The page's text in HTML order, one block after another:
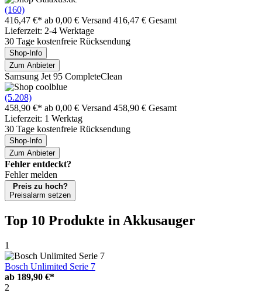
(160)
416,47 €* ab 0,00 € Versand 416,47 € Gesamt
Lieferzeit: 2-4 Werktage
30 Tage kostenfreie Rücksendung
Shop-Info
Zum Anbieter
Samsung Jet 95 CompleteClean
(5.208)
458,90 €* ab 0,00 € Versand 458,90 € Gesamt
Lieferzeit: 1 Werktag
30 Tage kostenfreie Rücksendung
Shop-Info
Zum Anbieter
Fehler entdeckt?
Fehler melden
Preis zu hoch?
Preisalarm setzen
Top 10 Produkte in Akkusauger
1
Bosch Unlimited Serie 7
ab 189,90 €*
2